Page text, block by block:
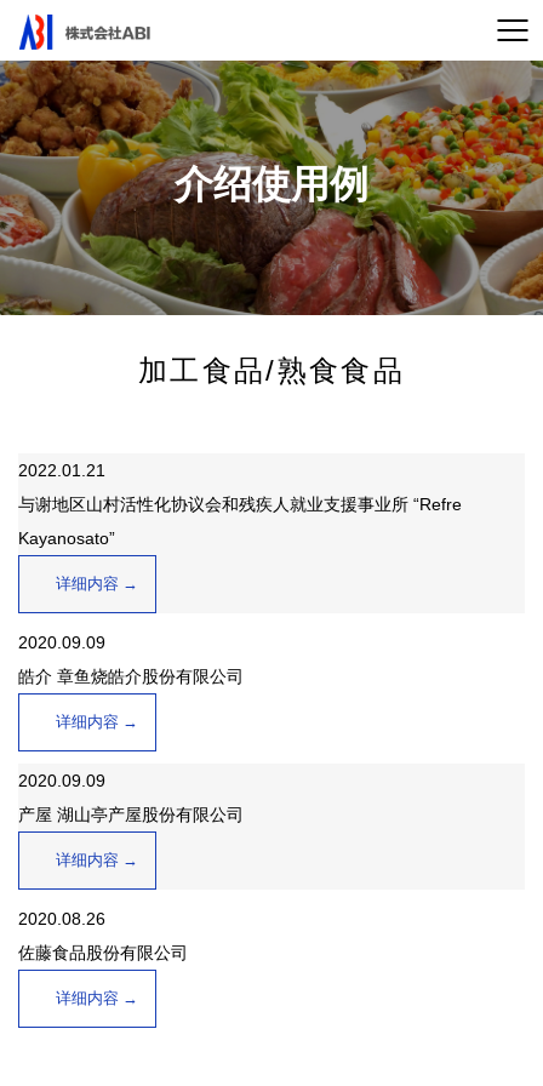
介绍使用例
加工食品/熟食食品
2022.01.21
与谢地区山村活性化协议会和残疾人就业支援事业所 “Refre
Kayanosato”
详细内容
2020.09.09
皓介 章鱼烧皓介股份有限公司
详细内容
2020.09.09
产屋 湖山亭产屋股份有限公司
详细内容
2020.08.26
佐藤食品股份有限公司
详细内容